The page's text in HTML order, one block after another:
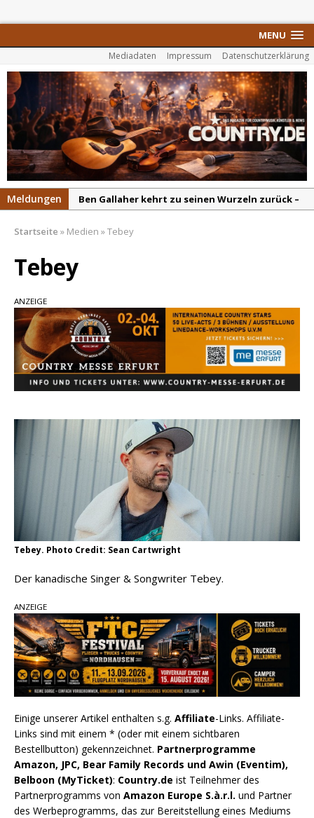
MENU
Mediadaten Impressum Datenschutzerklärung
Meldungen
Ben Gallaher kehrt zu seinen Wurzeln zurück –
Colton Dawson legt mit „Worth It“ nach –
Ella Langley schreibt Musikgeschichte:
„Choosin‘ Texas“ gehört zu den größten Hits
aller Zeiten
pez veröffentlicht neue Single „Late Night
Talks“ – eine Hymne auf unvergessliche
Country Music Hot News – 9. August 2026:
Morgan Wallen, Dolly Parton und Riley Green im
Startseite » Medien »Tebey
Tebey
ANZEIGE
Tebey. Photo Credit: Sean Cartwright
Der kanadische Singer & Songwriter Tebey.
ANZEIGE
Einige unserer Artikel enthalten s.g. Affiliate-Links. Affiliate-
Links sind mit einem * (oder mit einem sichtbaren
Bestellbutton) gekennzeichnet. Partnerprogramme
Amazon, JPC, Bear Family Records und Awin (Eventim),
Belboon (MyTicket): Country.de ist Teilnehmer des
Partnerprogramms von Amazon Europe S.à.r.l. und Partner
des Werbeprogramms, das zur Bereitstellung eines Mediums